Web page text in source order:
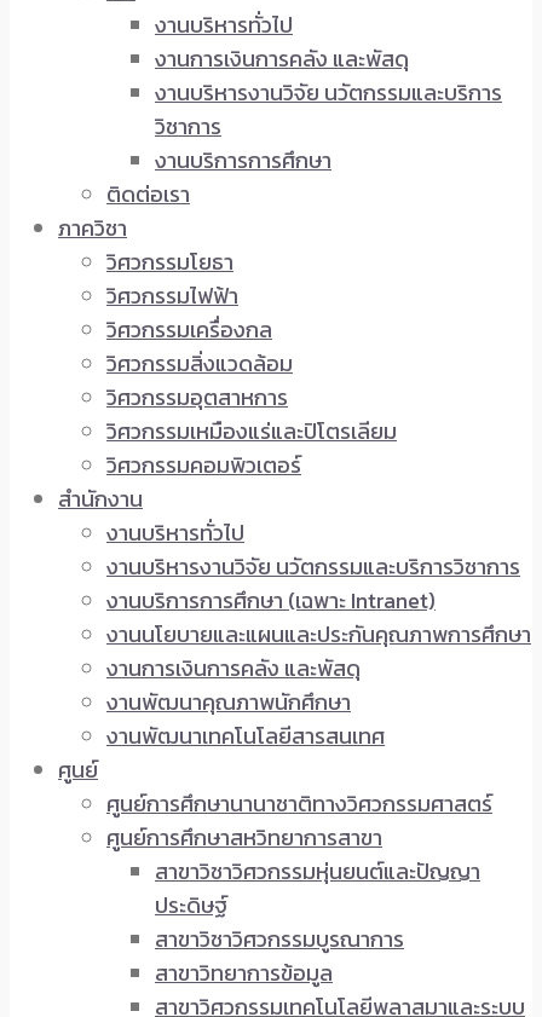
งานบริหารทั่วไป
งานการเงินการคลัง และพัสดุ
งานบริหารงานวิจัย นวัตกรรมและบริการ
วิชาการ
งานบริการการศึกษา
ติดต่อเรา
ภาควิชา
วิศวกรรมโยธา
วิศวกรรมไฟฟ้า
วิศวกรรมเครื่องกล
วิศวกรรมสิ่งแวดล้อม
วิศวกรรมอุตสาหการ
วิศวกรรมเหมืองแร่และปิโตรเลียม
วิศวกรรมคอมพิวเตอร์
สำนักงาน
งานบริหารทั่วไป
งานบริหารงานวิจัย นวัตกรรมและบริการวิชาการ
งานบริการการศึกษา (เฉพาะ Intranet)
งานนโยบายและแผนและประกันคุณภาพการศึกษา
งานการเงินการคลัง และพัสดุ
งานพัฒนาคุณภาพนักศึกษา
งานพัฒนาเทคโนโลยีสารสนเทศ
ศูนย์
ศูนย์การศึกษานานาชาติทางวิศวกรรมศาสตร์
ศูนย์การศึกษาสหวิทยาการสาขา
สาขาวิชาวิศวกรรมหุ่นยนต์และปัญญา
ประดิษฐ์
สาขาวิชาวิศวกรรมบูรณาการ
สาขาวิทยาการข้อมูล
สาขาวิศวกรรมเทคโนโลยีพลาสมาและระบบ